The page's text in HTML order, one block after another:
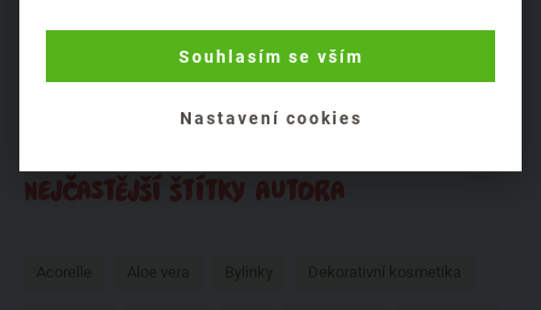
1
NEJČASTĚJŠÍ ŠTÍTKY AUTORA
Acorelle Aloe vera Bylinky Dekorativní kosmetika
Souhlasím se vším
Nastavení cookies